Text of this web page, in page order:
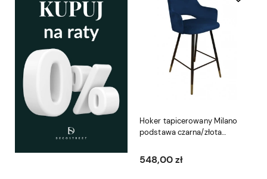
Hoker tapicerowany Milano
podstawa czarna/złota
548,00 zł